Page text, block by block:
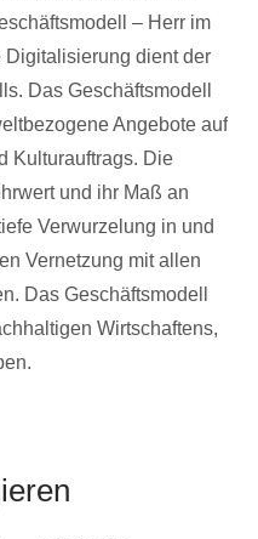
– Herr im
dient der
Das Geschäftsmodell
Angebote auf
Kulturauftrags. Die
und ihr Maß an
Verwurzelung in und
Vernetzung mit allen
Das Geschäftsmodell
Wirtschaftens,